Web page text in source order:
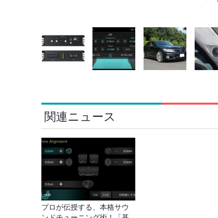
関連ニュース
プロが伝授する、本格サウ